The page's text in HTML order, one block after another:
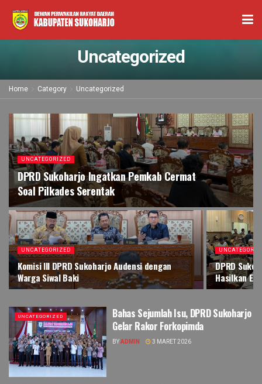
Uncategorized
Home Category Uncategorized
UNCATEGORIZED
DPRD Sukoharjo Ingatkan Pemkab Cermat
Soal Pilkades Serentak
UNCATEGORIZED
Komisi III DPRD Sukoharjo Audensi dengan
Warga Siwal Baki
DPRD
Hasilkan
UNCATEGORIZED
Bahas Sejumlah Isu, DPRD Sukoharjo
Gelar Rakor Forkopimda
BYADMIN 3 MARET 2026